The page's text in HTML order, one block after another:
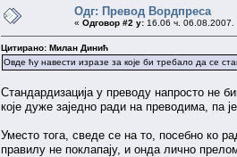
Одг: Превод Вордпреса
« Одговор #2 у: 16.06 ч. 06.08.2007.
Цитирано: Милан Динић
Овде ћу навести изразе за које би требало да се
Стандардизација у преводу напросто не
које дуже заједно ради на преводима, па
Уместо тога, сведе се на то, посебно ко
правилу не поклапају, и онда лично